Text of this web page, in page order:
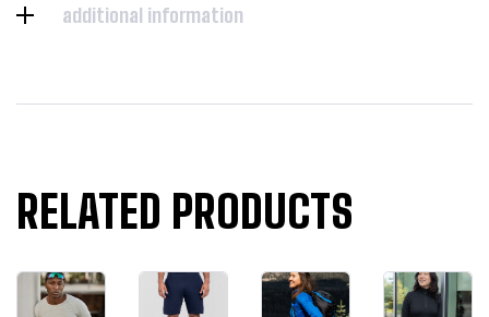
additional information
RELATED PRODUCTS